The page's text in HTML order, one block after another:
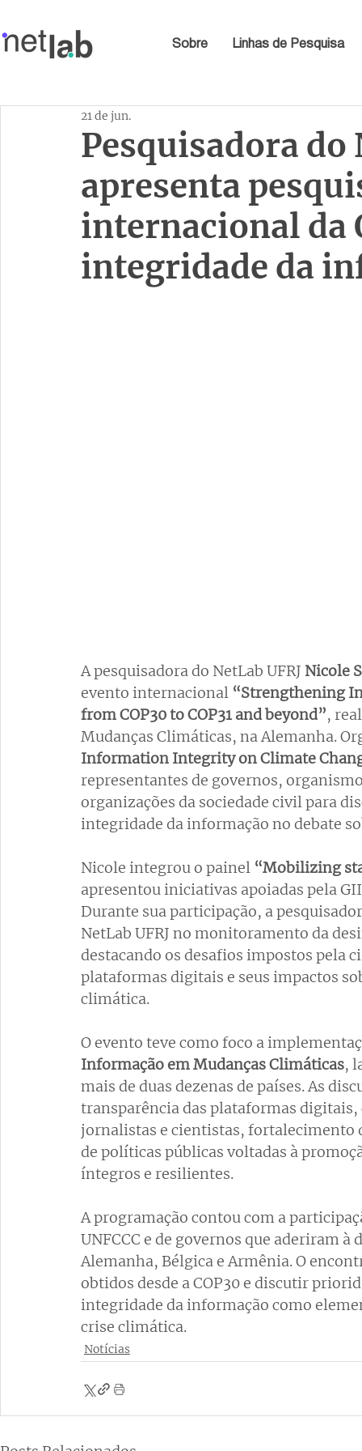
Sobre Linhas de Pesquisa
Pesquisadora do
apresenta
internacional da
integridade da
21 de jun.
A pesquisadora do NetLab UFRJ Nicole
evento internacional “Strengthening
from COP30 to COP31 and beyond”,
Mudanças Climáticas, na Alemanha.
Information Integrity on Climate
representantes de governos,
organizações da sociedade civil para
integridade da informação no debate
Nicole integrou o painel “Mobilizing
apresentou iniciativas apoiadas pela
Durante sua participação, a
NetLab UFRJ no monitoramento da
destacando os desafios impostos pela
plataformas digitais e seus impactos
climática.
O evento teve como foco a
Informação em Mudanças Climáticas,
mais de duas dezenas de países. As
transparência das plataformas
jornalistas e cientistas, fortalecimento
de políticas públicas voltadas à
íntegros e resilientes.
A programação contou com a
UNFCCC e de governos que aderiram
Alemanha, Bélgica e Armênia. O
obtidos desde a COP30 e discutir
integridade da informação como
crise climática.
Notícias